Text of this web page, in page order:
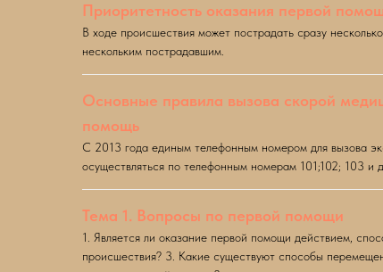
Приоритетность оказания первой
В ходе происшествия может пострадать сразу
нескольким пострадавшим.
Основные правила вызова скорой
помощь
С 2013 года единым телефонным номером для вызова
осуществляться по телефонным номерам 101;102; 103 и
Тема 1. Вопросы по первой помощи
1. Является ли оказание первой помощи действием,
происшествия? 3. Какие существуют способы